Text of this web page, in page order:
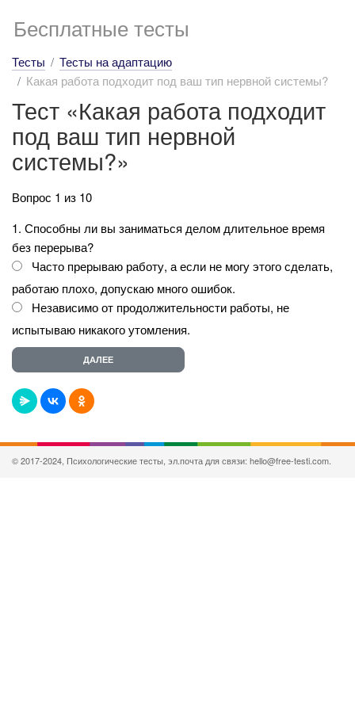
Бесплатные тесты
Тесты
Тесты на адаптацию
Какая работа подходит под ваш тип нервной системы?
Тест «Какая работа подходит
под ваш тип нервной
системы?»
Вопрос 1 из 10
1. Способны ли вы заниматься делом длительное время
без перерыва?
Часто прерываю работу, а если не могу этого сделать,
работаю плохо, допускаю много ошибок.
Независимо от продолжительности работы, не
испытываю никакого утомления.
© 2017-2024, Психологические тесты, эл.почта для связи: hello@free-testi.com.